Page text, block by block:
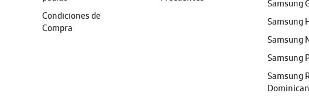
Condiciones de
Compra
Samsung
Samsung
Samsung
Samsung
Samsung